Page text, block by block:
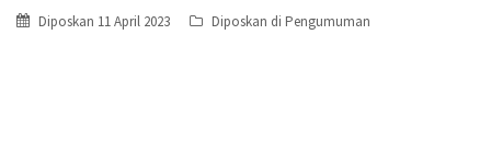
Diposkan 11 April 2023 Diposkan di Pengumuman